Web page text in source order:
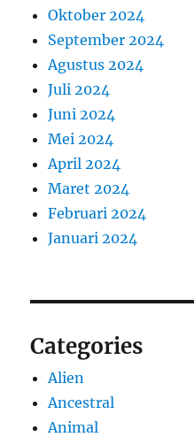
Oktober 2024
September 2024
Agustus 2024
Juli 2024
Juni 2024
Mei 2024
April 2024
Maret 2024
Februari 2024
Januari 2024
Categories
Alien
Ancestral
Animal